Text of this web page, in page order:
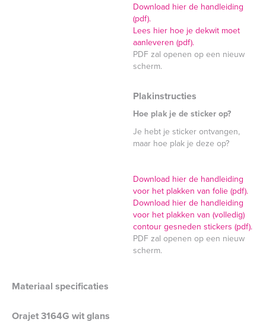
Download hier de handleiding
(pdf).
Lees hier hoe je dekwit moet
aanleveren (pdf).
PDF zal openen op een nieuw
scherm.
Plakinstructies
Hoe plak je de sticker op?
Je hebt je sticker ontvangen,
maar hoe plak je deze op?
Download hier de handleiding
voor het plakken van folie (pdf).
Download hier de handleiding
voor het plakken van (volledig)
contour gesneden stickers (pdf).
PDF zal openen op een nieuw
scherm.
Materiaal specificaties
Orajet 3164G wit glans